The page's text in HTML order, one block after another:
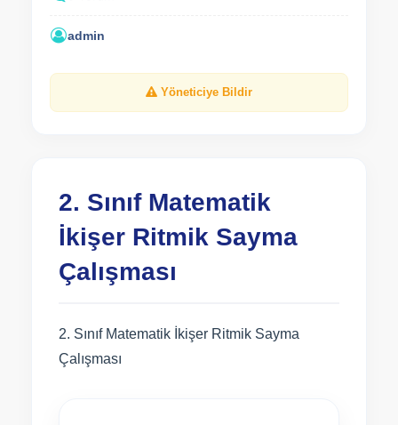
admin
Yöneticiye Bildir
2. Sınıf Matematik
İkişer Ritmik Sayma
Çalışması
2. Sınıf Matematik İkişer Ritmik Sayma
Çalışması